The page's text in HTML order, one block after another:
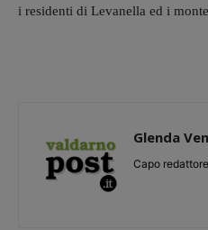
i residenti di Levanella ed i
Glenda
Capo redattore